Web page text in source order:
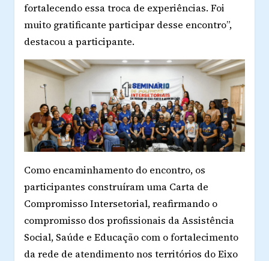
fortalecendo essa troca de experiências. Foi
muito gratificante participar desse encontro”,
destacou a participante.
Como encaminhamento do encontro, os
participantes construíram uma Carta de
Compromisso Intersetorial, reafirmando o
compromisso dos profissionais da Assistência
Social, Saúde e Educação com o fortalecimento
da rede de atendimento nos territórios do Eixo